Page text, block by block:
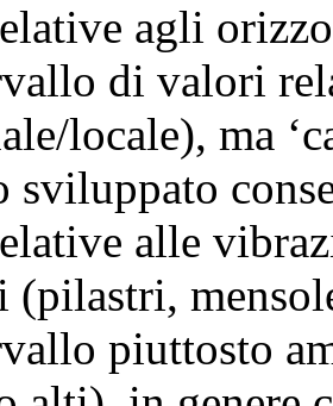
agli
di valori
locale), ma
sviluppato
alle
(pilastri,
piuttosto